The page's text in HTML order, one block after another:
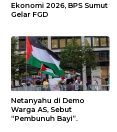
Ekonomi 2026, BPS Sumut
Gelar FGD
Netanyahu di Demo
Warga AS, Sebut
“Pembunuh Bayi”.